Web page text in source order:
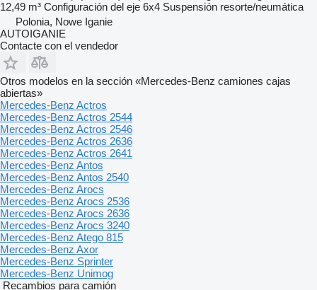
12,49 m³ Configuración del eje 6x4 Suspensión resorte/neumática
Polonia, Nowe Iganie
AUTOIGANIE
Contacte con el vendedor
Otros modelos en la sección «Mercedes-Benz camiones cajas
abiertas»
Mercedes-Benz Actros
Mercedes-Benz Actros 2544
Mercedes-Benz Actros 2546
Mercedes-Benz Actros 2636
Mercedes-Benz Actros 2641
Mercedes-Benz Antos
Mercedes-Benz Antos 2540
Mercedes-Benz Arocs
Mercedes-Benz Arocs 2536
Mercedes-Benz Arocs 2636
Mercedes-Benz Arocs 3240
Mercedes-Benz Atego 815
Mercedes-Benz Axor
Mercedes-Benz Sprinter
Mercedes-Benz Unimog
Recambios para camión